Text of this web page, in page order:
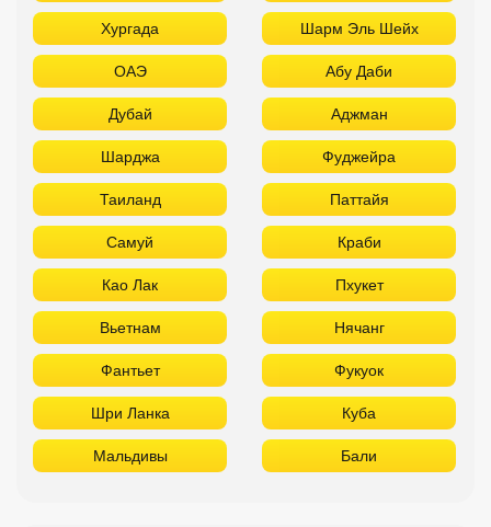
Хургада Шарм Эль Шейх
ОАЭ Абу Даби
Дубай Аджман
Шарджа Фуджейра
Таиланд Паттайя
Самуй Краби
Као Лак Пхукет
Вьетнам Нячанг
Фантьет Фукуок
Шри Ланка Куба
Мальдивы Бали